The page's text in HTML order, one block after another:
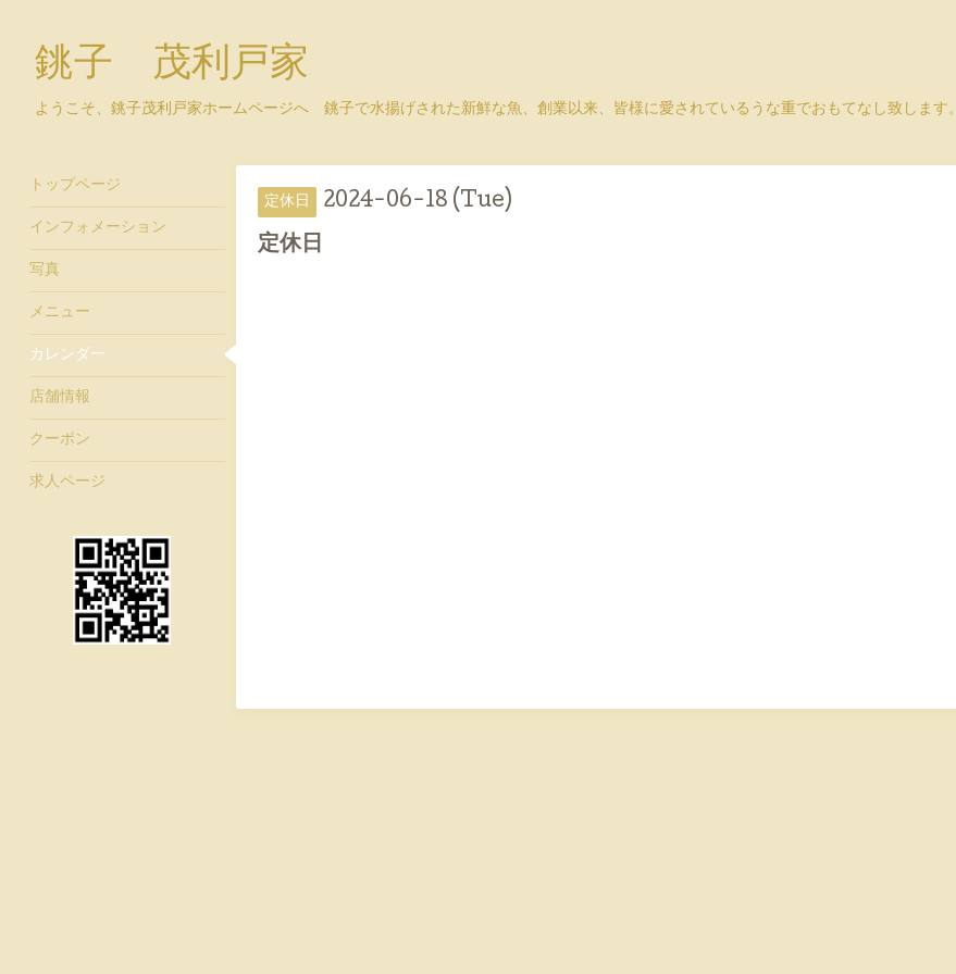
銚子 茂利戸家
ようこそ、銚子茂利戸家ホームページへ 銚子で水揚げされた新鮮な魚、創業以来、皆様に愛されているうな重でおもてなし致します。
定休日 2024-06-18 (Tue)
定休日
トップページ
インフォメーション
写真
メニュー
カレンダー
店舗情報
クーポン
求人ページ